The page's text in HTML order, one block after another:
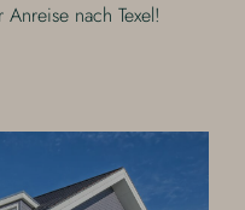
nach Texel!